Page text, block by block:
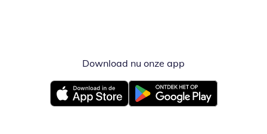
Download nu onze app
Opent in nieuw vensterOpent in nieuw venster